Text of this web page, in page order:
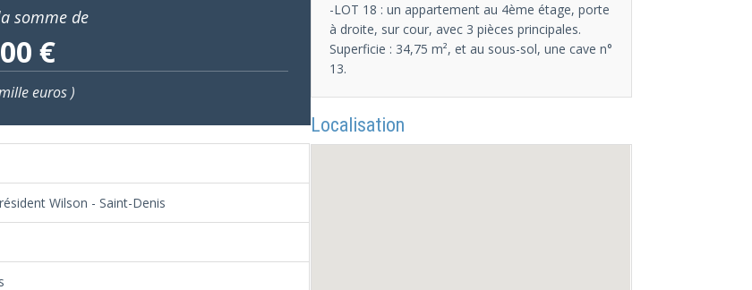
somme de
€
euros )
Wilson - Saint-Denis
-LOT 18 : un appartement au 4ème étage, porte
à droite, sur cour, avec 3 pièces principales.
Superficie : 34,75 m², et au sous-sol, une cave n°
13.
Localisation